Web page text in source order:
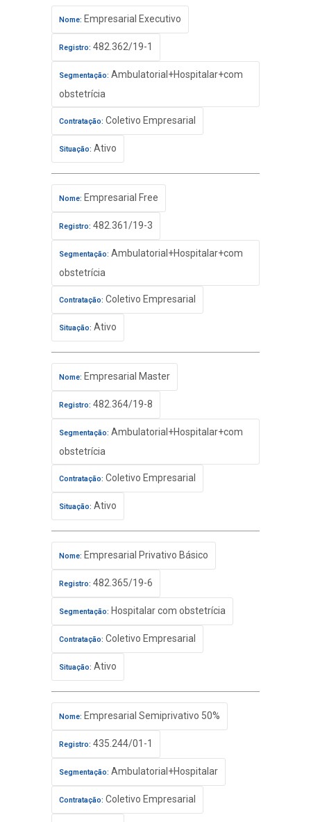
Nome: Empresarial Executivo
Registro: 482.362/19-1
Segmentação: Ambulatorial+Hospitalar+com
obstetrícia
Contratação: Coletivo Empresarial
Situação: Ativo
Nome: Empresarial Free
Registro: 482.361/19-3
Segmentação: Ambulatorial+Hospitalar+com
obstetrícia
Contratação: Coletivo Empresarial
Situação: Ativo
Nome: Empresarial Master
Registro: 482.364/19-8
Segmentação: Ambulatorial+Hospitalar+com
obstetrícia
Contratação: Coletivo Empresarial
Situação: Ativo
Nome: Empresarial Privativo Básico
Registro: 482.365/19-6
Segmentação: Hospitalar com obstetrícia
Contratação: Coletivo Empresarial
Situação: Ativo
Nome: Empresarial Semiprivativo 50%
Registro: 435.244/01-1
Segmentação: Ambulatorial+Hospitalar
Contratação: Coletivo Empresarial